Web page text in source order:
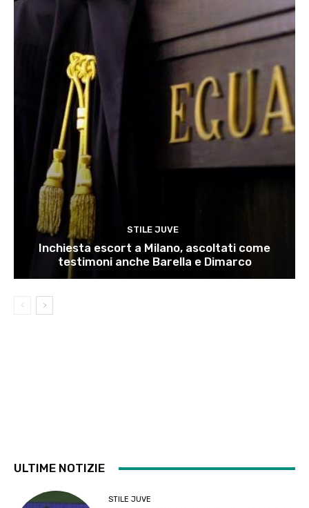
STILE JUVE
Inchiesta escort a Milano, ascoltati come
testimoni anche Barella e Dimarco
ULTIME NOTIZIE
STILE JUVE